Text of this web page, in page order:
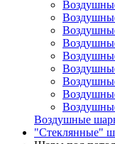
Воздушные
"Стеклянные"